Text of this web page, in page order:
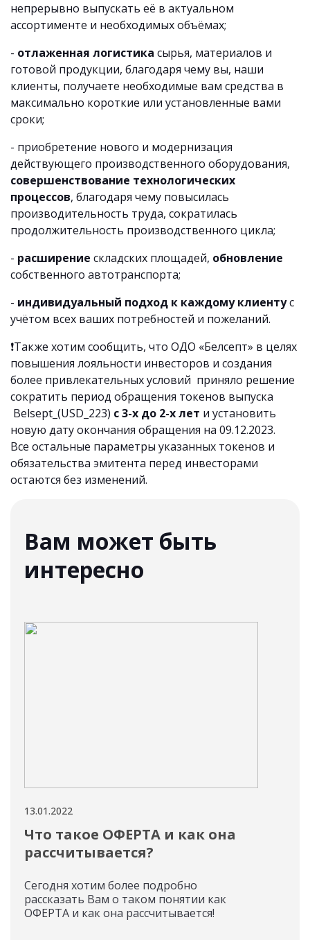
непрерывно выпускать её в актуальном
ассортименте и необходимых объёмах;
- отлаженная логистика сырья, материалов и
готовой продукции, благодаря чему вы, наши
клиенты, получаете необходимые вам средства в
максимально короткие или установленные вами
сроки;
- приобретение нового и модернизация
действующего производственного оборудования,
совершенствование технологических
процессов, благодаря чему повысилась
производительность труда, сократилась
продолжительность производственного цикла;
- расширение складских площадей, обновление
собственного автотранспорта;
- индивидуальный подход к каждому клиентус
учётом всех ваших потребностей и пожеланий.
❗️Также хотим сообщить, что ОДО «Белсепт» в целях
повышения лояльности инвесторов и создания
более привлекательных условий приняло решение
сократить период обращения токенов выпуска
Belsept_(USD_223) с 3-х до 2-х лет и установить
новую дату окончания обращения на 09.12.2023.
Все остальные параметры указанных токенов и
обязательства эмитента перед инвесторами
остаются без изменений.
Вам может быть
интересно
13.01.2022
Что такое ОФЕРТА и как она
рассчитывается?
Сегодня хотим более подробно
рассказать Вам о таком понятии как
ОФЕРТА и как она рассчитывается!